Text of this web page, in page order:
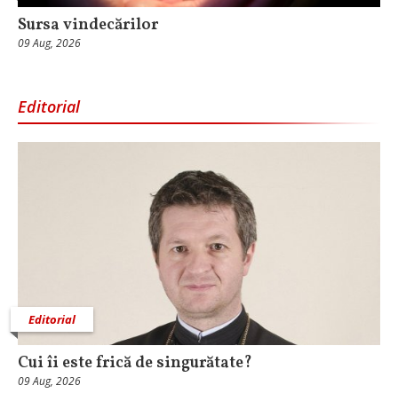
Sursa vindecărilor
09 Aug, 2026
Editorial
Editorial
Cui îi este frică de singurătate?
09 Aug, 2026